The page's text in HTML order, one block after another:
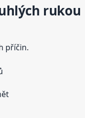
rukou
příčin.